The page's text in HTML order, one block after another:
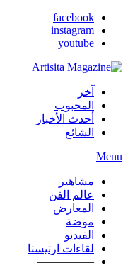
facebook
instagram
youtube
آخر
المحبوب
أحدث الأخبار
الشائع
Menu
مشاهير
عالم الفن
المعارض
موضة
الفيديو
لقاءات ارتيستا
—————